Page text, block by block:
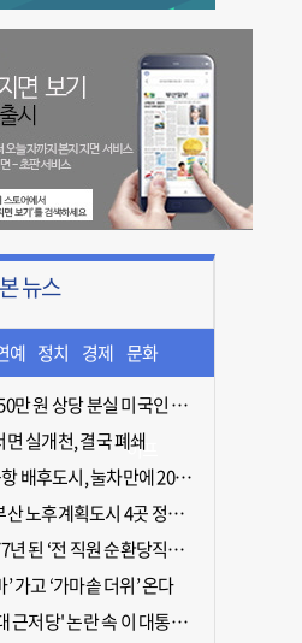
뉴스
예 정치 경제 문화
ㆍ라
이프
부산서 550만 원 상당 분실 미국인 관광객, 경찰 도움으로 되찾아
면 실개천, 결국 폐쇄
가덕신공항 배후도시, 눌차만에 2028년 착공
만덕 등 부산 노후계획도시 4곳 정비기본계획 마련
부산시, 77년 된 ‘전 직원 순환당직제’ 폐지
’ 가고 ‘가마솥 더위’ 온다
'17억 원대 근저당' 논란 속 이 대통령, 오늘 국민과 부동산 대토론회